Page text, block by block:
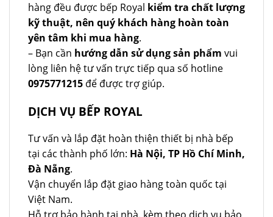
hàng đều được bếp Royal kiểm tra chất lượng
kỹ thuật, nên quý khách hàng hoàn toàn
yên tâm khi mua hàng.
– Bạn cần hướng dẫn sử dụng sản phẩm vui
lòng liên hệ tư vấn trực tiếp qua số hotline
0975771215 để được trợ giúp.
DỊCH VỤ BẾP ROYAL
Tư vấn và lắp đặt hoàn thiện thiết bị nhà bếp
tại các thành phố lớn: Hà Nội, TP Hồ Chí Minh,
Đà Nẵng.
Vận chuyển lắp đặt giao hàng toàn quốc tại
Việt Nam.